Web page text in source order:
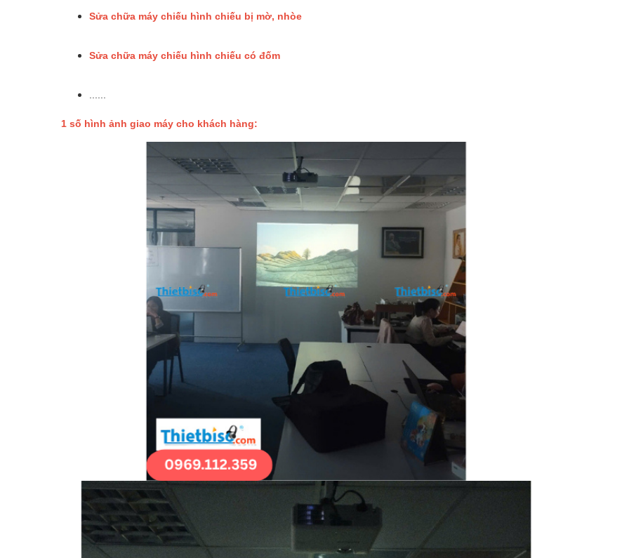
Sửa chữa máy chiếu hình chiếu bị mờ, nhòe
Sửa chữa máy chiếu hình chiếu có đốm
1 số hình ảnh giao máy cho khách hàng: